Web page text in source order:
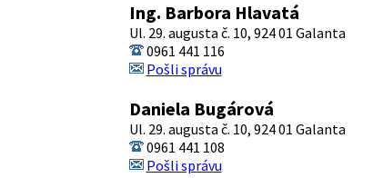
Ing. Barbora Hlavatá
Ul. 29. augusta č. 10, 924 01 Galanta
0961 441 116
Pošli správu
Daniela Bugárová
Ul. 29. augusta č. 10, 924 01 Galanta
0961 441 108
Pošli správu